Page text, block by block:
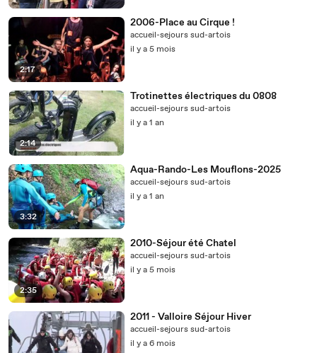
2:17
2006-Place au Cirque !
accueil-sejours sud-artois
il y a 5 mois
2:14
Trotinettes électriques du 0808
accueil-sejours sud-artois
il y a 1 an
3:32
Aqua-Rando-Les Mouflons-2025
accueil-sejours sud-artois
il y a 1 an
2:35
2010-Séjour été Chatel
accueil-sejours sud-artois
il y a 5 mois
2011 - Valloire Séjour Hiver
accueil-sejours sud-artois
il y a 6 mois